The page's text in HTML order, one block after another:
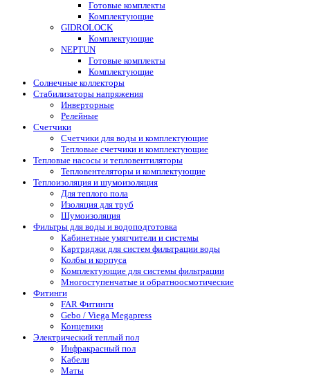
Готовые комплекты
Комплектующие
GIDROLOCK
Комплектующие
NEPTUN
Готовые комплекты
Комплектующие
Солнечные коллекторы
Стабилизаторы напряжения
Инверторные
Релейные
Счетчики
Счетчики для воды и комплектующие
Тепловые счетчики и комплектующие
Тепловые насосы и тепловентиляторы
Тепловентеляторы и комплектующие
Теплоизоляция и шумоизоляция
Для теплого пола
Изоляция для труб
Шумоизоляция
Фильтры для воды и водоподготовка
Кабинетные умягчители и системы
Картриджи для систем фильтрации воды
Колбы и корпуса
Комплектующие для системы фильтрации
Многоступенчатые и обратноосмотические
Фитинги
FAR Фитинги
Gebo / Viega Megapress
Концевики
Электрический теплый пол
Инфракрасный пол
Кабели
Маты